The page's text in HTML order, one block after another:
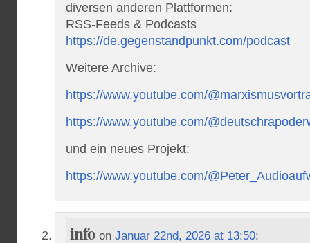
diversen anderen Plattformen:
RSS-Feeds & Podcasts
https://de.gegenstandpunkt.com/podcast
Weitere Archive:
https://www.youtube.com/
https://www.youtube.com/
und ein neues Projekt:
https://www.youtube.com/
info onJanuar 22nd, 2026 at 13:50: